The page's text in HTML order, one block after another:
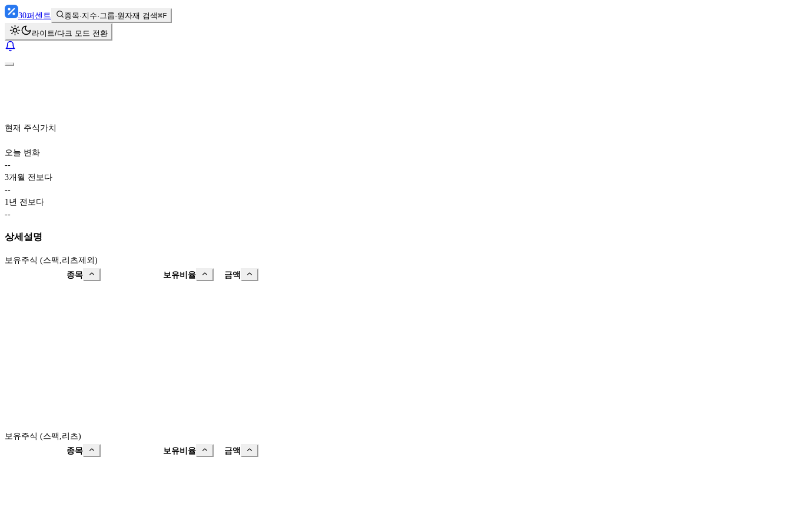
30퍼센트 종목·지수·그룹·원자재 검색⌘F
라이트/다크 모드 전환
현재 주식가치
오늘 변화
--
3개월 전보다
--
1년 전보다
--
상세설명
보유주식 (스팩,리츠제외)
종목
보유비율 금액
보유주식 (스팩,리츠)
종목
보유비율 금액